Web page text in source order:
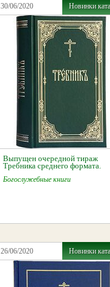
30/06/2020 Новинки
Выпущен очередной тираж
Требника среднего формата.
Богослужебные книги
26/06/2020 Новинки